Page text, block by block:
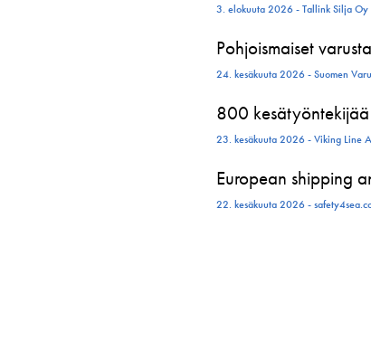
3. elokuuta 2026 - Tallink Silja Oy
Pohjoismaiset
24. kesäkuuta 2026 - Suomen
800
23. kesäkuuta 2026 - Viking Line
European shipping
22. kesäkuuta 2026 -